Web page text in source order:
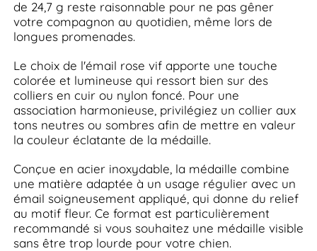
de 24,7 g reste raisonnable pour ne pas gêner
votre compagnon au quotidien, même lors de
longues promenades.
Le choix de l'émail rose vif apporte une touche
colorée et lumineuse qui ressort bien sur des
colliers en cuir ou nylon foncé. Pour une
association harmonieuse, privilégiez un collier aux
tons neutres ou sombres afin de mettre en valeur
la couleur éclatante de la médaille.
Conçue en acier inoxydable, la médaille combine
une matière adaptée à un usage régulier avec un
émail soigneusement appliqué, qui donne du relief
au motif fleur. Ce format est particulièrement
recommandé si vous souhaitez une médaille visible
sans être trop lourde pour votre chien.